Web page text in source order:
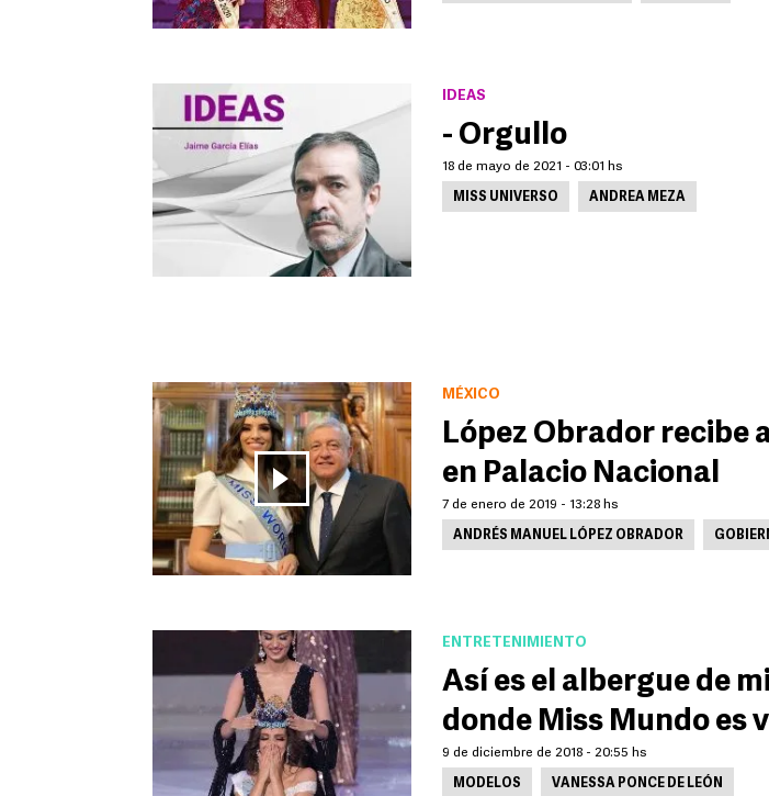
IDEAS
- Orgullo
18 de mayo de 2021 - 03:01 hs
MISS UNIVERSO ANDREA MEZA
MÉXICO
López Obrador recibe
en Palacio Nacional
7 de enero de 2019 - 13:28 hs
ANDRÉS MANUEL LÓPEZ OBRADOR
ENTRETENIMIENTO
Así es el albergue de
donde Miss Mundo es
9 de diciembre de 2018 - 20:55 hs
MODELOS VANESSA PONCE DE LEÓN